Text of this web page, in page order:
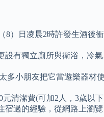
）日凌晨2時許發生酒
有獨立廁所與衛浴，冷
多小朋友把它當遊樂器
清潔費(可加2人，3歲以下
過的經驗，從網路上瀏